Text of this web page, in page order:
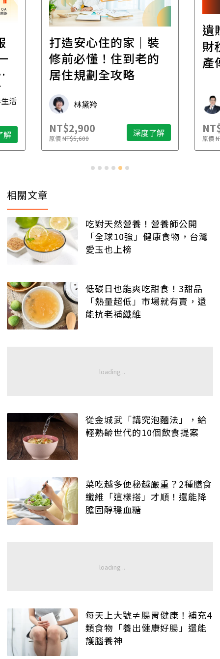
活
解
打造安心住的家｜裝
修前必懂！住到老的
居住規劃全攻略
林黛羚
NT$2,900
原價NT$5,600 深度了解
遺
財
產
原價
相關文章
吃對天然營養！營養師公開
「全球10強」健康食物，台灣
愛玉也上榜
低碳日也能爽吃甜食！3甜品
「熱量超低」市場就有賣，還
能抗老補纖維
從金城武「講究泡麵法」，給
輕熟齡世代的10個飲食提案
菜吃越多便秘越嚴重？2種膳食
纖維「這樣搭」才順！還能降
膽固醇穩血糖
每天上大號≠腸胃健康！補充4
類食物「養出健康好腸」還能
護腦養神